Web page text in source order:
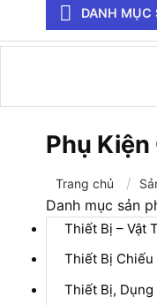
DANH MỤC
Phụ Kiện
Trang chủ /
Danh mục sản
Thiết Bị – Vật
Thiết Bị Chiếu
Thiết Bị,